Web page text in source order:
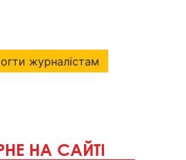
журналістам
НА САЙТІ